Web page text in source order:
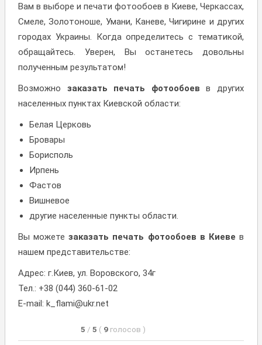
Вам в выборе и печати фотообоев в Киеве, Черкассах,
Смеле, Золотоноше, Умани, Каневе, Чигирине и других
городах Украины. Когда определитесь с тематикой,
обращайтесь. Уверен, Вы останетесь довольны
полученным результатом!
Возможно заказать печать фотообоев в других
населенных пунктах Киевской области:
Белая Церковь
Бровары
Борисполь
Ирпень
Фастов
Вишневое
другие населенные пункты области.
Вы можетезаказать печать фотообоев в Киеве в
нашем представительстве:
Адрес: г.Киев, ул. Воровского, 34г
Тел.: +38 (044) 360-61-02
E-mail: k_flami@ukr.net
5 / 5 ( 9 голосов )